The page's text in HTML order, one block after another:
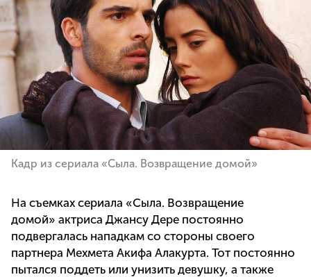
Кадр из сериала «Сыла. Возвращение домой»
На съемках сериала «Сыла. Возвращение
домой» актриса Джансу Дере постоянно
подвергалась нападкам со стороны своего
партнера Мехмета Акифа Алакурта. Тот постоянно
пытался поддеть или унизить девушку, а также